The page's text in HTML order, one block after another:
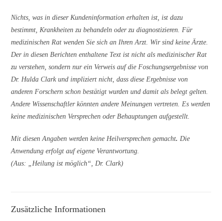
Nichts, was in dieser Kundeninformation erhalten ist, ist dazu
bestimmt, Krankheiten zu behandeln oder zu diagnostizieren. Für
medizinischen Rat wenden Sie sich an Ihren Arzt. Wir sind keine Ärzte.
Der in diesen Berichten enthaltene Text ist nicht als medizinischer Rat
zu verstehen, sondern nur ein Verweis auf die Foschungsergebnisse von
Dr. Hulda Clark und impliziert nicht, dass diese Ergebnisse von
anderen Forschern schon bestätigt wurden und damit als belegt gelten.
Andere Wissenschaftler könnten andere Meinungen vertreten. Es werden
keine medizinischen Versprechen oder Behauptungen aufgestellt.
Mit diesen Angaben werden keine Heilversprechen gemacht. Die
Anwendung erfolgt auf eigene Verantwortung.
(Aus: „Heilung ist möglich“, Dr. Clark)
Zusätzliche Informationen